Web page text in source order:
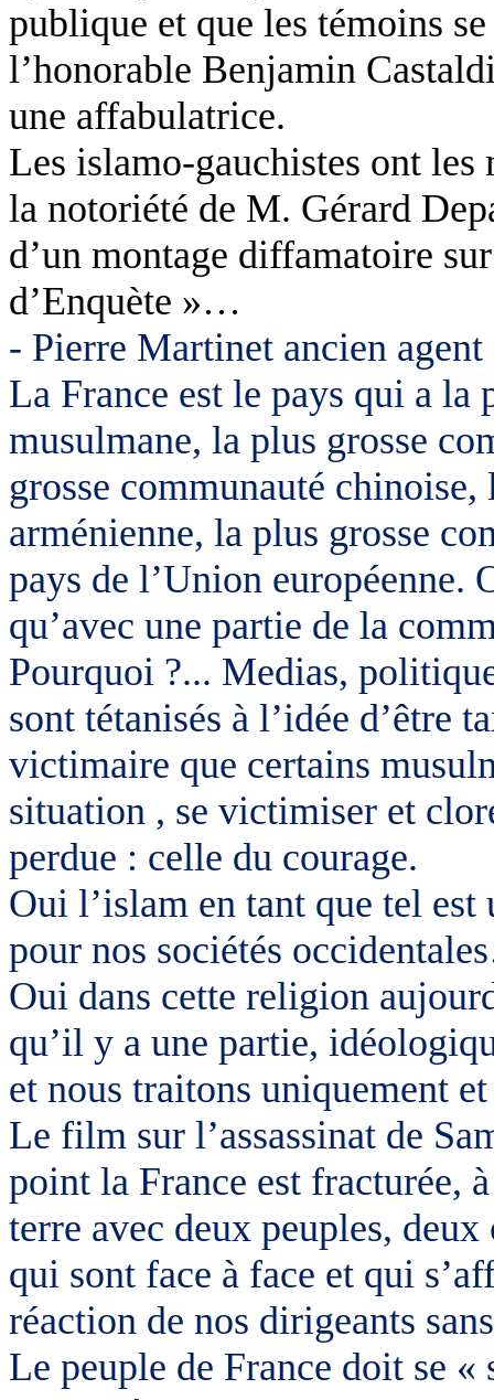
publique et que les témoins
l’honorable Benjamin
une affabulatrice.
Les islamo-gauchistes ont
la notoriété de M. Gérard
d’un montage diffamatoire
d’Enquète »…
- Pierre Martinet ancien
La France est le pays qui a la
musulmane, la plus grosse
grosse communauté
arménienne, la plus grosse
pays de l’Union européenne.
qu’avec une partie de la
Pourquoi ?... Medias,
sont tétanisés à l’idée d’être
victimaire que certains
situation , se victimiser et
perdue : celle du courage.
Oui l’islam en tant que tel
pour nos sociétés
Oui dans cette religion
qu’il y a une partie,
et nous traitons uniquement
Le film sur l’assassinat de
point la France est fracturée,
terre avec deux peuples,
qui sont face à face et qui
réaction de nos dirigeants
Le peuple de France doit se